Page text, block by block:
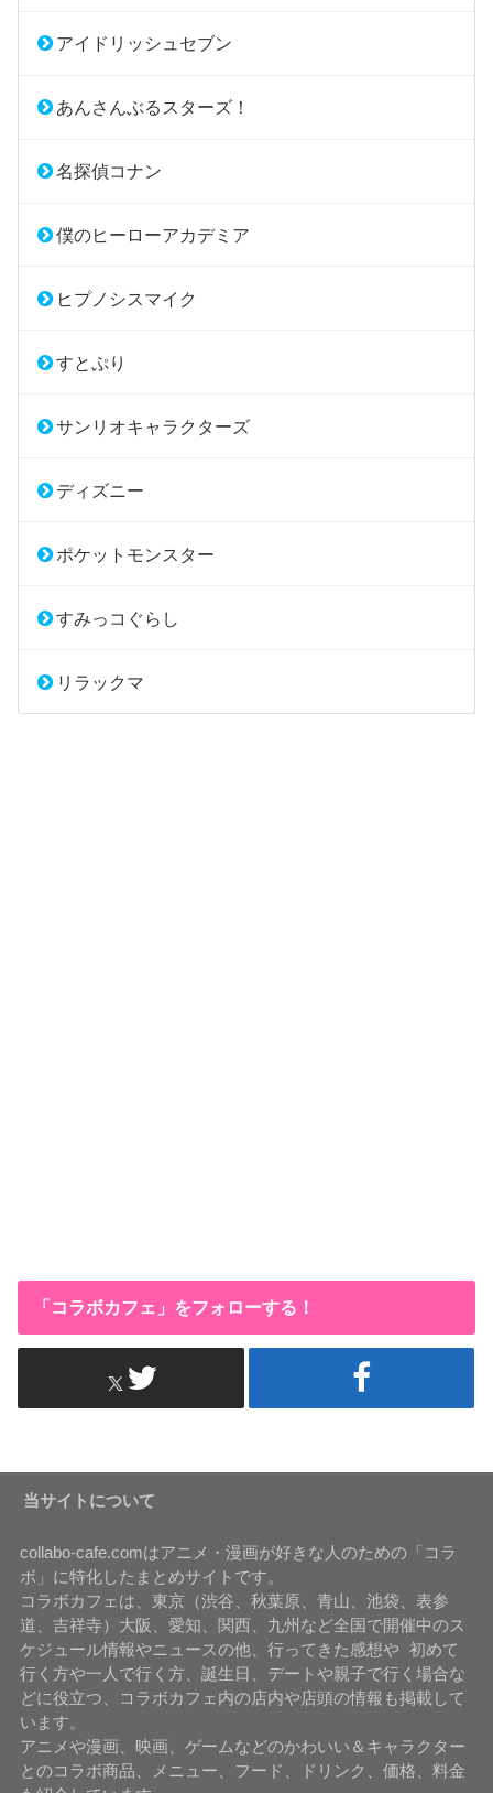
アイドリッシュセブン
あんさんぶるスターズ！
名探偵コナン
僕のヒーローアカデミア
ヒプノシスマイク
すとぷり
サンリオキャラクターズ
ディズニー
ポケットモンスター
すみっコぐらし
リラックマ
「コラボカフェ」をフォローする！
当サイトについて
collabo-cafe.comはアニメ・漫画が好きな人のための「コラ
ボ」に特化したまとめサイトです。
コラボカフェは、東京（渋谷、秋葉原、青山、池袋、表参
道、吉祥寺）大阪、愛知、関西、九州など全国で開催中のス
ケジュール情報やニュースの他、行ってきた感想や 初めて
行く方や一人で行く方、誕生日、デートや親子で行く場合な
どに役立つ、コラボカフェ内の店内や店頭の情報も掲載して
います。
アニメや漫画、映画、ゲームなどのかわいい＆キャラクター
とのコラボ商品、メニュー、フード、ドリンク、価格、料金